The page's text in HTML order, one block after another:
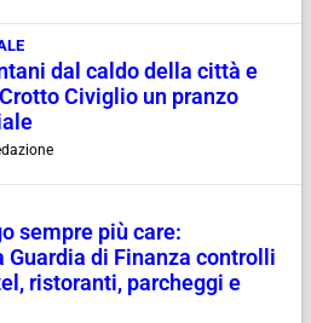
dal caldo della città e
Civiglio un pranzo
sempre più care:
Guardia di Finanza controlli
ristoranti, parcheggi e